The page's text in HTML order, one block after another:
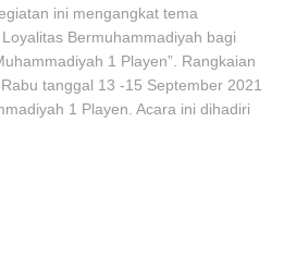
ini mengangkat tema
Bermuhammadiyah bagi
1 Playen”. Rangkaian
tanggal 13 -15 September 2021
1 Playen. Acara ini dihadiri